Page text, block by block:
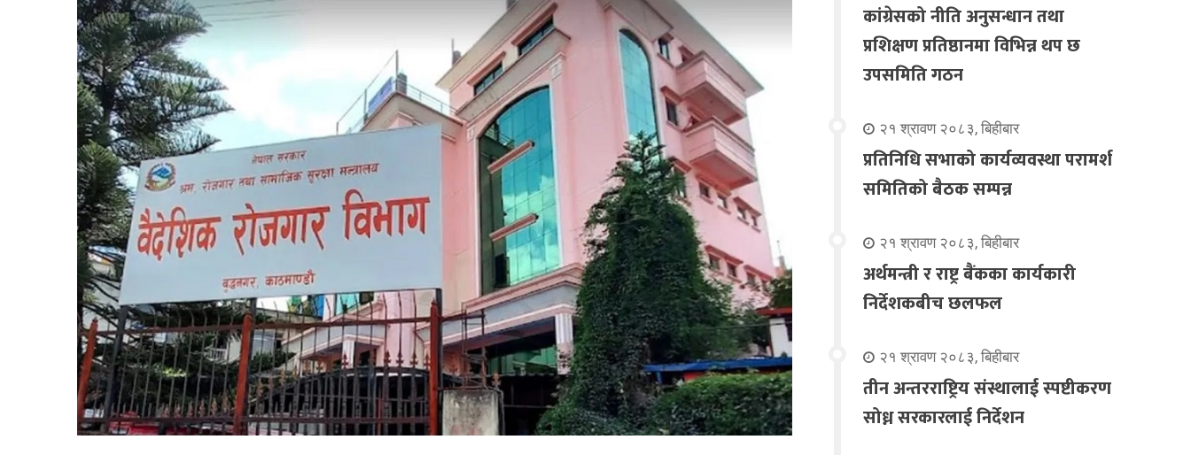
कांग्रेसको नीति अनुसन्धान तथा
प्रशिक्षण प्रतिष्ठानमा विभिन्न थप छ
उपसमिति गठन
२१ श्रावण २०८३, बिहीबार
प्रतिनिधि सभाको कार्यव्यवस्था परामर्श
समितिको बैठक सम्पन्न
२१ श्रावण २०८३, बिहीबार
अर्थमन्त्री र राष्ट्र बैंकका कार्यकारी
निर्देशकबीच छलफल
२१ श्रावण २०८३, बिहीबार
तीन अन्तरराष्ट्रिय संस्थालाई स्पष्टीकरण
सोध्न सरकारलाई निर्देशन